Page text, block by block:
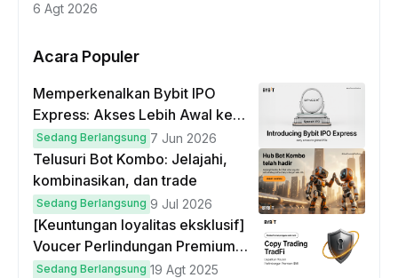
6 Agt 2026
Acara Populer
Memperkenalkan Bybit IPO
Express: Akses Lebih Awal ke
IPO Global!
Sedang Berlangsung 7 Jun 2026
Telusuri Bot Kombo: Jelajahi,
kombinasikan, dan trade
Sedang Berlangsung 9 Jul 2026
[Keuntungan loyalitas eksklusif]
Voucer Perlindungan Premium
hingga $50
Sedang Berlangsung 19 Agt 2025